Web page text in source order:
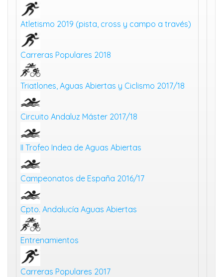
Atletismo 2019 (pista, cross y campo a través)
Carreras Populares 2018
Triatlones, Aguas Abiertas y Ciclismo 2017/18
Circuito Andaluz Máster 2017/18
II Trofeo Indea de Aguas Abiertas
Campeonatos de España 2016/17
Cpto. Andalucía Aguas Abiertas
Entrenamientos
Carreras Populares 2017